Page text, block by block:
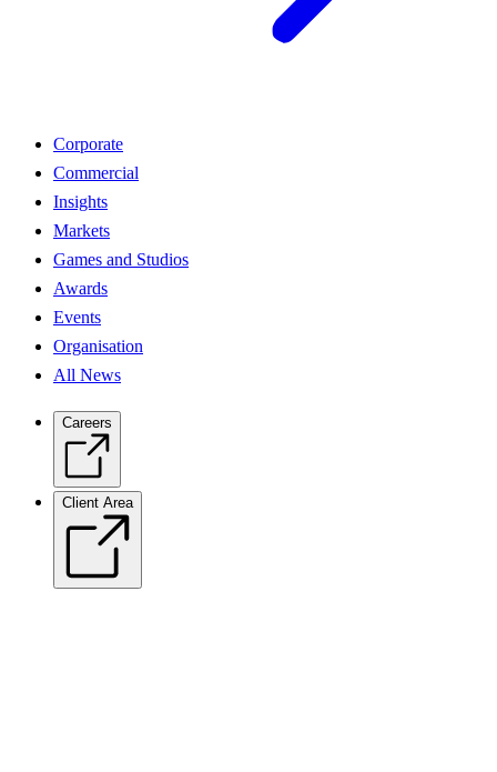
Corporate
Commercial
Insights
Markets
Games and Studios
Awards
Events
Organisation
All News
Careers
Client Area